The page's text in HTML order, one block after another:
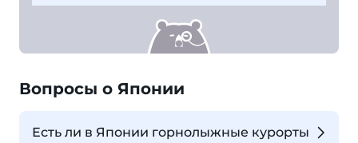
Вопросы о Японии
Есть ли в Японии горнолыжные курорты